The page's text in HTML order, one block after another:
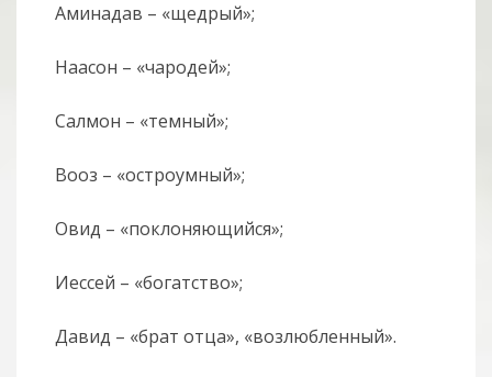
Аминадав – «щедрый»;
Наасон – «чародей»;
Салмон – «темный»;
Вооз – «остроумный»;
Овид – «поклоняющийся»;
Иессей – «богатство»;
Давид – «брат отца», «возлюбленный».